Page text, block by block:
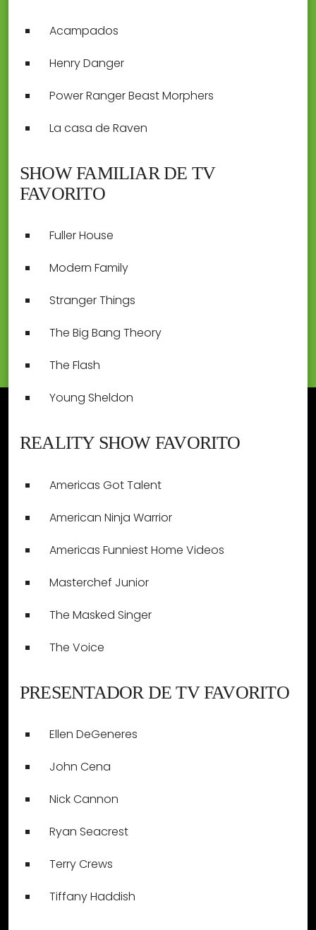
Acampados
Henry Danger
Power Ranger Beast Morphers
La casa de Raven
SHOW FAMILIAR DE TV
FAVORITO
Fuller House
Modern Family
Stranger Things
The Big Bang Theory
The Flash
Young Sheldon
REALITY SHOW FAVORITO
Americas Got Talent
American Ninja Warrior
Americas Funniest Home Videos
Masterchef Junior
The Masked Singer
The Voice
PRESENTADOR DE TV FAVORITO
Ellen DeGeneres
John Cena
Nick Cannon
Ryan Seacrest
Terry Crews
Tiffany Haddish